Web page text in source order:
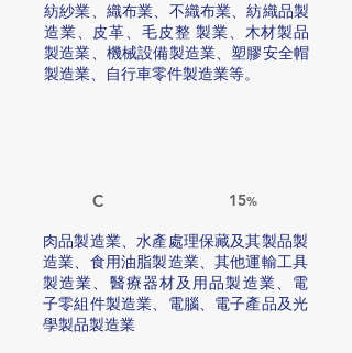
紡紗業、織布業、不織布業、紡織品製
造業、皮革、毛皮整 製業、木材製品
製造業、機械設備製造業、塑膠安全帽
製造業、自行車零件製造業等。
C 15%
肉品製造業、水產處理保藏及其製品製
造業、食用油脂製造業、其他運輸工具
製造業、醫療器材及用品製造業、電
子零組件製造業、電腦、電子產品及光
學製品製造業